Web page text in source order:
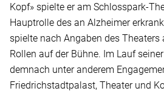
Kopf» spielte er am Schlosspark-
Hauptrolle des an Alzheimer
spielte nach Angaben des
Rollen auf der Bühne. Im Lauf
demnach unter anderem
Friedrichstadtpalast, Theater und